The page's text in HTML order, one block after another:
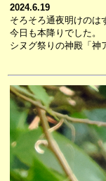
2024.6.19
そろそろ通夜明けのは
今日も本降りでした。
シヌグ祭りの神殿「神